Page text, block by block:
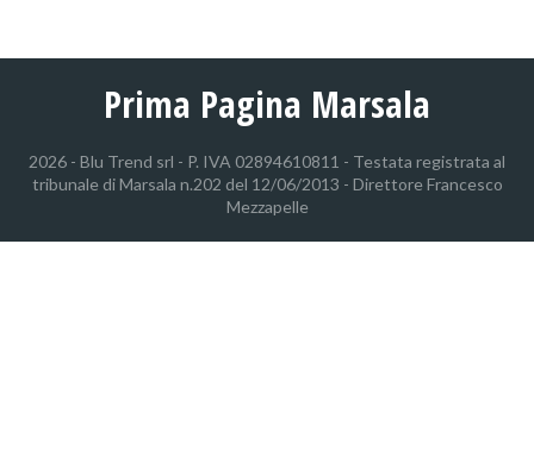
Prima Pagina Marsala
2026 - Blu Trend srl - P. IVA 02894610811 - Testata registrata al
tribunale di Marsala n.202 del 12/06/2013 - Direttore Francesco
Mezzapelle